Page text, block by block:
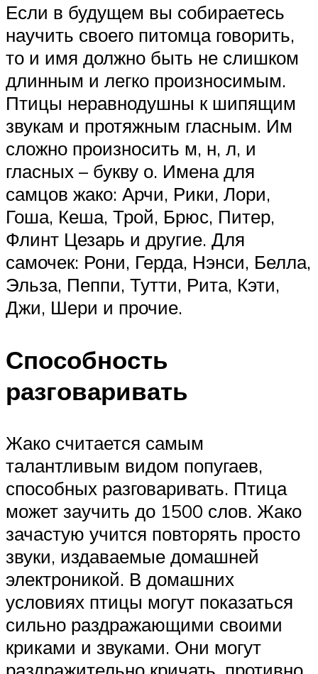
Если в будущем вы собираетесь
научить своего питомца говорить,
то и имя должно быть не слишком
длинным и легко произносимым.
Птицы неравнодушны к шипящим
звукам и протяжным гласным. Им
сложно произносить м, н, л, и
гласных – букву о. Имена для
самцов жако: Арчи, Рики, Лори,
Гоша, Кеша, Трой, Брюс, Питер,
Флинт Цезарь и другие. Для
самочек: Рони, Герда, Нэнси, Белла,
Эльза, Пеппи, Тутти, Рита, Кэти,
Джи, Шери и прочие.
Способность
разговаривать
Жако считается самым
талантливым видом попугаев,
способных разговаривать. Птица
может заучить до 1500 слов. Жако
зачастую учится повторять просто
звуки, издаваемые домашней
электроникой. В домашних
условиях птицы могут показаться
сильно раздражающими своими
криками и звуками. Они могут